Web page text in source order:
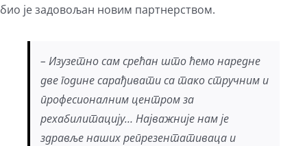
био је задовољан новим партнерством.
– Изузетно сам срећан што ћемо наредне
две године сарађивати са тако стручним и
професионалним центром за
рехабилитацију… Најважније нам је
здравље наших репрезентативаца и